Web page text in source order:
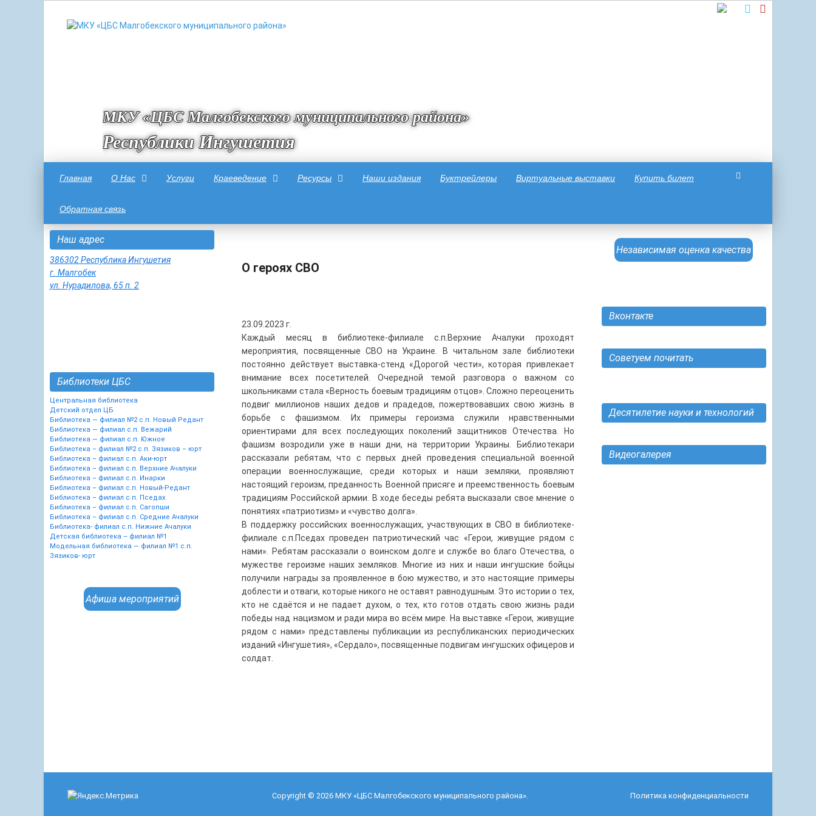
МКУ «ЦБС Малгобекского муниципального района»
Республики Ингушетия
Главная О Нас Услуги Краеведение Ресурсы Наши издания Буктрейлеры Виртуальные выставки Купить билет
Обратная связь
Наш адрес
386302 Республика Ингушетия
г. Малгобек
ул. Нурадилова, 65 п. 2
Библиотеки ЦБС
Центральная библиотека
Детский отдел ЦБ
Библиотека — филиал №2 с.п. Новый Редант
Библиотека — филиал с.п. Вежарий
Библиотека — филиал с.п. Южное
Библиотека – филиал №2 с.п. Зязиков – юрт
Библиотека – филиал с.п. Аки-юрт
Библиотека – филиал с.п. Верхние Ачалуки
Библиотека – филиал с.п. Инарки
Библиотека – филиал с.п. Новый-Редант
Библиотека – филиал с.п. Пседах
Библиотека – филиал с.п. Сагопши
Библиотека – филиал с.п. Средние Ачалуки
Библиотека- филиал с.п. Нижние Ачалуки
Детская библиотека – филиал №1
Модельная библиотека — филиал №1 с.п.
Зязиков- юрт
Афиша мероприятий
О героях СВО
23.09.2023 г.
Каждый месяц в библиотеке-филиале с.п.Верхние Ачалуки проходят
мероприятия, посвященные СВО на Украине. В читальном зале библиотеки
постоянно действует выставка-стенд «Дорогой чести», которая привлекает
внимание всех посетителей. Очередной темой разговора о важном со
школьниками стала «Верность боевым традициям отцов». Сложно переоценить
подвиг миллионов наших дедов и прадедов, пожертвовавших свою жизнь в
борьбе с фашизмом. Их примеры героизма служили нравственными
ориентирами для всех последующих поколений защитников Отечества. Но
фашизм возродили уже в наши дни, на территории Украины. Библиотекари
рассказали ребятам, что с первых дней проведения специальной военной
операции военнослужащие, среди которых и наши земляки, проявляют
настоящий героизм, преданность Военной присяге и преемственность боевым
традициям Российской армии. В ходе беседы ребята высказали свое мнение о
понятиях «патриотизм» и «чувство долга».
В поддержку российских военнослужащих, участвующих в СВО в библиотеке-
филиале с.п.Пседах проведен патриотический час «Герои, живущие рядом с
нами». Ребятам рассказали о воинском долге и службе во благо Отечества, о
мужестве героизме наших земляков. Многие из них и наши ингушские бойцы
получили награды за проявленное в бою мужество, и это настоящие примеры
доблести и отваги, которые никого не оставят равнодушным. Это истории о тех,
кто не сдаётся и не падает духом, о тех, кто готов отдать свою жизнь ради
победы над нацизмом и ради мира во всём мире. На выставке «Герои, живущие
рядом с нами» представлены публикации из республиканских периодических
изданий «Ингушетия», «Сердало», посвященные подвигам ингушских офицеров и
солдат.
Независимая оценка качества
Вконтакте
Советуем почитать
Десятилетие науки и технологий
Видеогалерея
Copyright © 2026 МКУ «ЦБС Малгобекского муниципального района». Политика конфиденциальности